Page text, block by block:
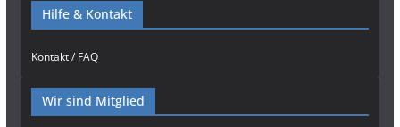
Hilfe & Kontakt
Kontakt / FAQ
Wir sind Mitglied